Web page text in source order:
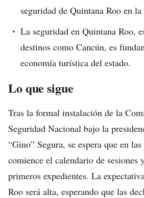
seguridad de Quintana Roo en
La seguridad en Quintana Roo,
destinos como Cancún, es
economía turística del estado.
Lo que sigue
Tras la formal instalación de la
Seguridad Nacional bajo la
“Gino” Segura, se espera que en
comience el calendario de sesiones
primeros expedientes. La
Roo será alta, esperando que las